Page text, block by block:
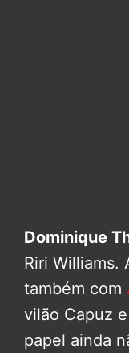
Dominique
Riri Williams.
também com
vilão Capuz e
papel ainda